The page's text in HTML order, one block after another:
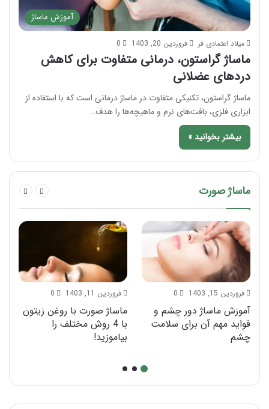
آموزش ماساژ
میلاد اعتمادی فر فروردین 20, 1403 0
ماساژ گراستون، درمانی متفاوت برای کاهش
دردهای عضلانی
ماساژ گراستون، تکنیکی متفاوت در ماساژ درمانی است که با استفاده از
ابزاری فلزی، بافت‌های نرم و ماهیچه‌ها را هدف…
بیشتر بخوانید »
ماساژ صورت
فروردین 15, 1403 0
آموزش ماساژ دور چشم و
فواید مهم آن برای سلامت
چشم
فروردین 11, 1403 0
ماساژ صورت با روغن زیتون
با 4 روش مختلف را
بیاموزید!